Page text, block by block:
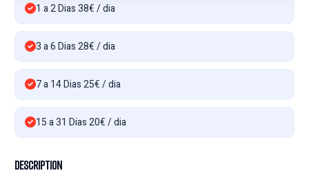
1 a 2 Dias 38€ / dia
3 a 6 Dias 28€ / dia
7 a 14 Dias 25€ / dia
15 a 31 Dias 20€ / dia
Description